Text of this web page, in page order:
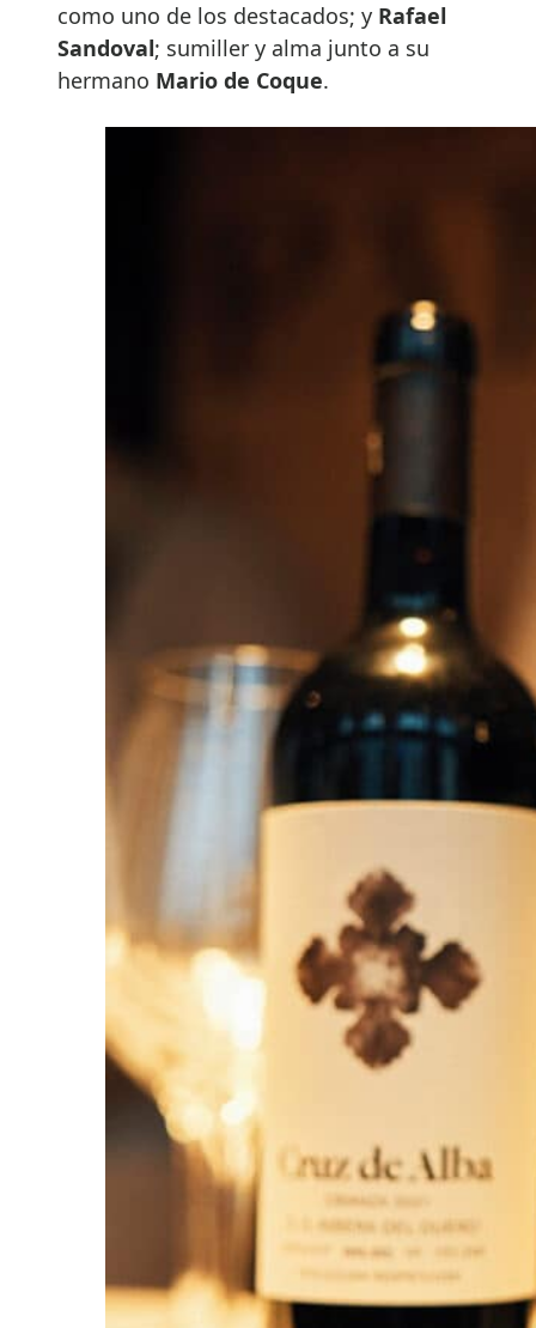
como uno de los destacados; y Rafael
Sandoval; sumiller y alma junto a su
hermano Mario de Coque.